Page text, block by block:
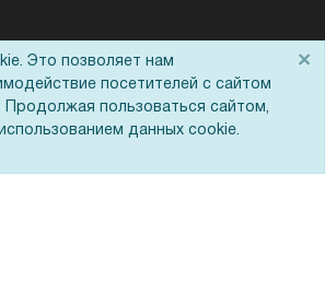
Это позволяет нам
посетителей с сайтом
Продолжая пользоваться сайтом,
данных cookie.
×